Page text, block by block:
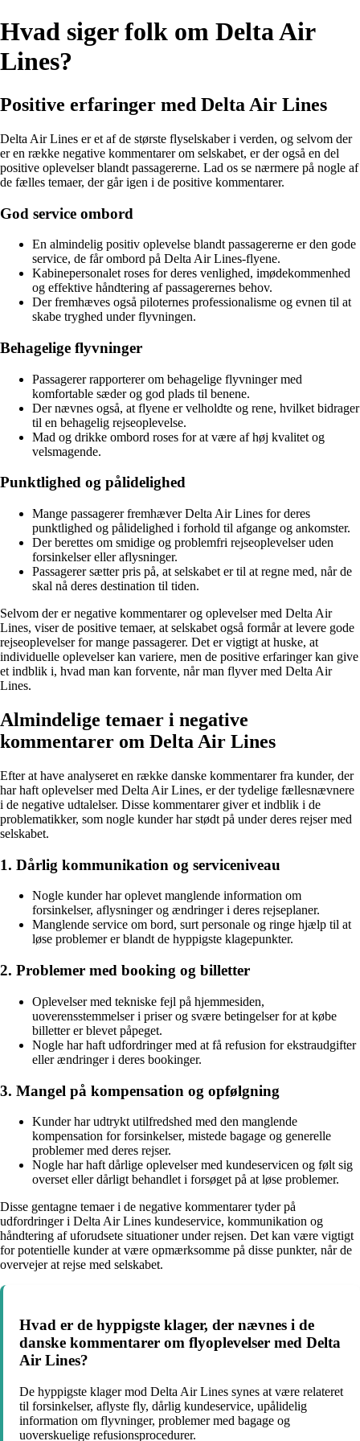
Hvad siger folk om Delta Air
Lines?
Positive erfaringer med Delta Air Lines
Delta Air Lines er et af de største flyselskaber i verden, og selvom der
er en række negative kommentarer om selskabet, er der også en del
positive oplevelser blandt passagererne. Lad os se nærmere på nogle af
de fælles temaer, der går igen i de positive kommentarer.
God service ombord
En almindelig positiv oplevelse blandt passagererne er den gode
service, de får ombord på Delta Air Lines-flyene.
Kabinepersonalet roses for deres venlighed, imødekommenhed
og effektive håndtering af passagerernes behov.
Der fremhæves også piloternes professionalisme og evnen til at
skabe tryghed under flyvningen.
Behagelige flyvninger
Passagerer rapporterer om behagelige flyvninger med
komfortable sæder og god plads til benene.
Der nævnes også, at flyene er velholdte og rene, hvilket bidrager
til en behagelig rejseoplevelse.
Mad og drikke ombord roses for at være af høj kvalitet og
velsmagende.
Punktlighed og pålidelighed
Mange passagerer fremhæver Delta Air Lines for deres
punktlighed og pålidelighed i forhold til afgange og ankomster.
Der berettes om smidige og problemfri rejseoplevelser uden
forsinkelser eller aflysninger.
Passagerer sætter pris på, at selskabet er til at regne med, når de
skal nå deres destination til tiden.
Selvom der er negative kommentarer og oplevelser med Delta Air
Lines, viser de positive temaer, at selskabet også formår at levere gode
rejseoplevelser for mange passagerer. Det er vigtigt at huske, at
individuelle oplevelser kan variere, men de positive erfaringer kan give
et indblik i, hvad man kan forvente, når man flyver med Delta Air
Lines.
Almindelige temaer i negative
kommentarer om Delta Air Lines
Efter at have analyseret en række danske kommentarer fra kunder, der
har haft oplevelser med Delta Air Lines, er der tydelige fællesnævnere
i de negative udtalelser. Disse kommentarer giver et indblik i de
problematikker, som nogle kunder har stødt på under deres rejser med
selskabet.
1. Dårlig kommunikation og serviceniveau
Nogle kunder har oplevet manglende information om
forsinkelser, aflysninger og ændringer i deres rejseplaner.
Manglende service om bord, surt personale og ringe hjælp til at
løse problemer er blandt de hyppigste klagepunkter.
2. Problemer med booking og billetter
Oplevelser med tekniske fejl på hjemmesiden,
uoverensstemmelser i priser og svære betingelser for at købe
billetter er blevet påpeget.
Nogle har haft udfordringer med at få refusion for ekstraudgifter
eller ændringer i deres bookinger.
3. Mangel på kompensation og opfølgning
Kunder har udtrykt utilfredshed med den manglende
kompensation for forsinkelser, mistede bagage og generelle
problemer med deres rejser.
Nogle har haft dårlige oplevelser med kundeservicen og følt sig
overset eller dårligt behandlet i forsøget på at løse problemer.
Disse gentagne temaer i de negative kommentarer tyder på
udfordringer i Delta Air Lines kundeservice, kommunikation og
håndtering af uforudsete situationer under rejsen. Det kan være vigtigt
for potentielle kunder at være opmærksomme på disse punkter, når de
overvejer at rejse med selskabet.
Hvad er de hyppigste klager, der nævnes i de
danske kommentarer om flyoplevelser med Delta
Air Lines?
De hyppigste klager mod Delta Air Lines synes at være relateret
til forsinkelser, aflyste fly, dårlig kundeservice, upålidelig
information om flyvninger, problemer med bagage og
uoverskuelige refusionsprocedurer.